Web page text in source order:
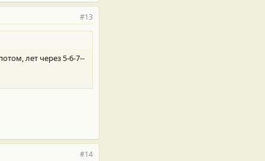
#13
лет через 5-6-7--
#14